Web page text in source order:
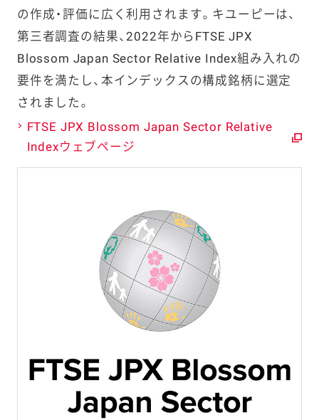
の作成・評価に広く利用されます。キユーピーは、
第三者調査の結果、2022年からFTSE JPX
Blossom Japan Sector Relative Index組み入れの
要件を満たし、本インデックスの構成銘柄に選定
されました。
FTSE JPX Blossom Japan Sector Relative
Indexウェブページ